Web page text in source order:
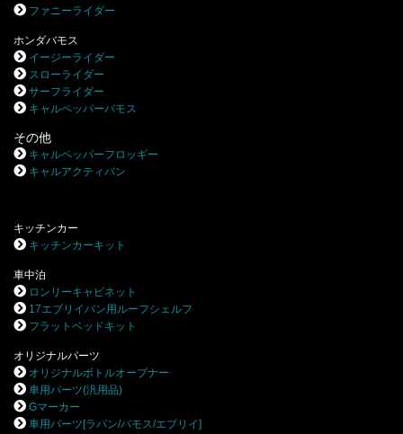
ファニーライダー
ホンダバモス
イージーライダー
スローライダー
サーフライダー
キャルペッパーバモス
その他
キャルペッパーフロッギー
キャルアクティバン
キッチンカー
キッチンカーキット
車中泊
ロンリーキャビネット
17エブリイバン用ルーフシェルフ
フラットベッドキット
オリジナルパーツ
オリジナルボトルオープナー
車用パーツ(汎用品)
Gマーカー
車用パーツ[ラパン/バモス/エブリイ]